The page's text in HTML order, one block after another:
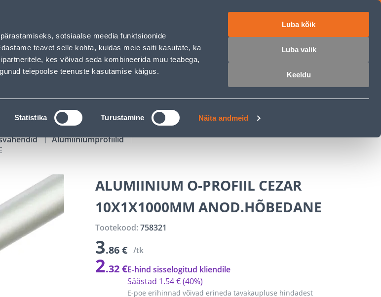
sotsiaalse meedia funktsioonide
teavet selle kohta, kuidas meie saiti kasutate, ka
kes võivad seda kombineerida muu teabega,
teiepoolse teenuste kasutamise käigus.
Statistika Turustamine Näita andmeid
Luba kõik
Luba valik
Keeldu
Karjäärileht
OTSI Logi sisse
TÖÖRIISTALAENUTUS JÄRELMAKS
Alumiiniumprofiilid
ALUMIINIUM O-PROFIIL CEZAR
10X1X1000MM ANOD.HÕBEDANE
Tootekood:758321
3.86 € /tk
2.32 €
E-poe erihinnad võivad erineda tavakaupluse hindadest
Säästad 1.54 €(40%)
E-hind sisselogitud kliendile